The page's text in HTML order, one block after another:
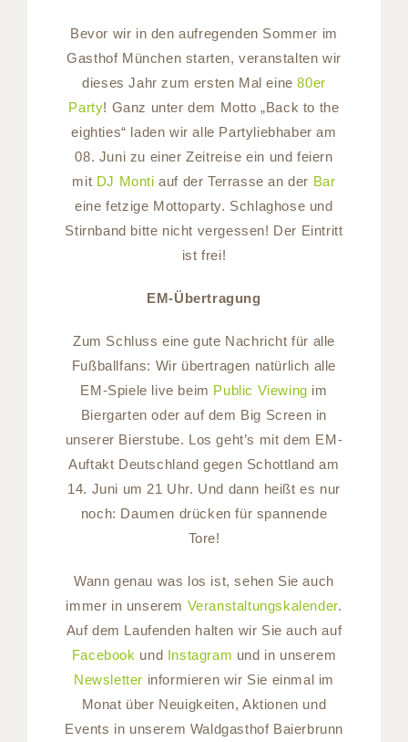
Bevor wir in den aufregenden Sommer im
Gasthof München starten, veranstalten wir
dieses Jahr zum ersten Mal eine 80er
Party! Ganz unter dem Motto „Back to the
eighties“ laden wir alle Partyliebhaber am
08. Juni zu einer Zeitreise ein und feiern
mit DJ Monti auf der Terrasse an der Bar
eine fetzige Mottoparty. Schlaghose und
Stirnband bitte nicht vergessen! Der Eintritt
ist frei!
EM-Übertragung
Zum Schluss eine gute Nachricht für alle
Fußballfans: Wir übertragen natürlich alle
EM-Spiele live beim Public Viewing im
Biergarten oder auf dem Big Screen in
unserer Bierstube. Los geht’s mit dem EM-
Auftakt Deutschland gegen Schottland am
14. Juni um 21 Uhr. Und dann heißt es nur
noch: Daumen drücken für spannende
Tore!
Wann genau was los ist, sehen Sie auch
immer in unserem Veranstaltungskalender.
Auf dem Laufenden halten wir Sie auch auf
Facebook und Instagram und in unserem
Newsletter informieren wir Sie einmal im
Monat über Neuigkeiten, Aktionen und
Events in unserem Waldgasthof Baierbrunn